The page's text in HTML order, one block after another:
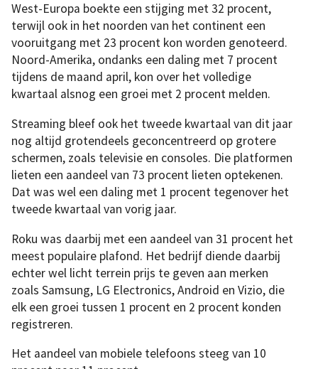
West-Europa boekte een stijging met 32 procent,
terwijl ook in het noorden van het continent een
vooruitgang met 23 procent kon worden genoteerd.
Noord-Amerika, ondanks een daling met 7 procent
tijdens de maand april, kon over het volledige
kwartaal alsnog een groei met 2 procent melden.
Streaming bleef ook het tweede kwartaal van dit jaar
nog altijd grotendeels geconcentreerd op grotere
schermen, zoals televisie en consoles. Die platformen
lieten een aandeel van 73 procent lieten optekenen.
Dat was wel een daling met 1 procent tegenover het
tweede kwartaal van vorig jaar.
Roku was daarbij met een aandeel van 31 procent het
meest populaire plafond. Het bedrijf diende daarbij
echter wel licht terrein prijs te geven aan merken
zoals Samsung, LG Electronics, Android en Vizio, die
elk een groei tussen 1 procent en 2 procent konden
registreren.
Het aandeel van mobiele telefoons steeg van 10